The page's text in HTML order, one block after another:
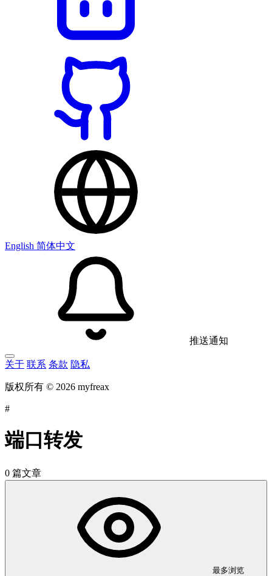
English 简体中文
推送通知
关于 联系 条款 隐私
版权所有 © 2026 myfreax
#
端口转发
0 篇文章
最多浏览